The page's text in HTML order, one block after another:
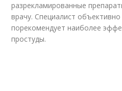
разрекламированные
врачу. Специалист
порекомендует наиболее
простуды.